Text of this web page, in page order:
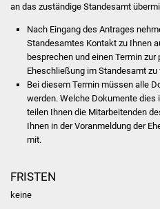
an das zuständige Standesamt
Nach Eingang des Antrages
Standesamtes Kontakt zu Ihnen
besprechen und einen Termin
Eheschließung im Standesamt zu
Bei diesem Termin müssen alle
werden. Welche Dokumente dies
teilen Ihnen die Mitarbeitenden
Ihnen in der Voranmeldung der
mit.
FRISTEN
keine